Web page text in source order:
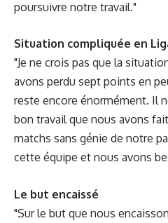
poursuivre notre travail."
Situation compliquée en
"Je ne crois pas que la
avons perdu sept points en
reste encore énormément. Il
bon travail que nous avons
matchs sans génie de notre
cette équipe et nous avons
Le but encaissé
"Sur le but que nous